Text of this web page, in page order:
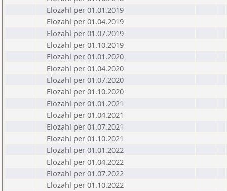
Elozahl per 01.01.2019
Elozahl per 01.04.2019
Elozahl per 01.07.2019
Elozahl per 01.10.2019
Elozahl per 01.01.2020
Elozahl per 01.04.2020
Elozahl per 01.07.2020
Elozahl per 01.10.2020
Elozahl per 01.01.2021
Elozahl per 01.04.2021
Elozahl per 01.07.2021
Elozahl per 01.10.2021
Elozahl per 01.01.2022
Elozahl per 01.04.2022
Elozahl per 01.07.2022
Elozahl per 01.10.2022